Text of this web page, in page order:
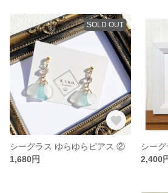
SOLD OUT
シーグラス ゆらゆらピアス ②
1,680円
2,400